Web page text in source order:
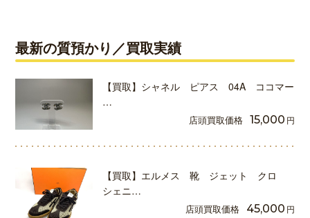
最新の質預かり／買取実績
【買取】シャネル ピアス 04A ココマー
…
店頭買取価格 15,000 円
【買取】エルメス 靴 ジェット クロ
シェニ…
店頭買取価格 45,000 円